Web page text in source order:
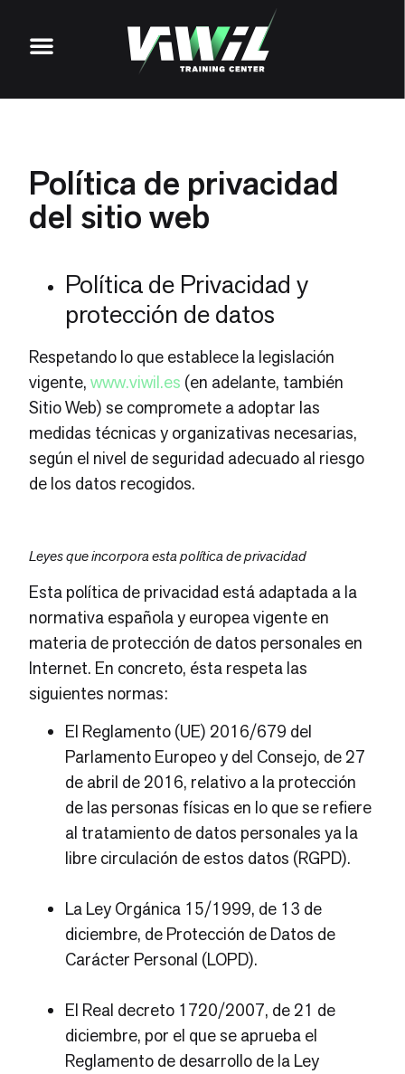
Política de privacidad
del sitio web
Política de Privacidad y
protección de datos
Respetando lo que establece la legislación
vigente,www.viwil.es (en adelante, también
Sitio Web) se compromete a adoptar las
medidas técnicas y organizativas necesarias,
según el nivel de seguridad adecuado al riesgo
de los datos recogidos.
Leyes que incorpora esta política de privacidad
Esta política de privacidad está adaptada a la
normativa española y europea vigente en
materia de protección de datos personales en
Internet. En concreto, ésta respeta las
siguientes normas:
El Reglamento (UE) 2016/679 del
Parlamento Europeo y del Consejo, de 27
de abril de 2016, relativo a la protección
de las personas físicas en lo que se refiere
al tratamiento de datos personales ya la
libre circulación de estos datos (RGPD).
La Ley Orgánica 15/1999, de 13 de
diciembre, de Protección de Datos de
Carácter Personal (LOPD).
El Real decreto 1720/2007, de 21 de
diciembre, por el que se aprueba el
Reglamento de desarrollo de la Ley